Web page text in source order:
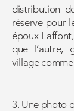
distribution
réserve pour
époux
que l’autre,
village
3. Une photo